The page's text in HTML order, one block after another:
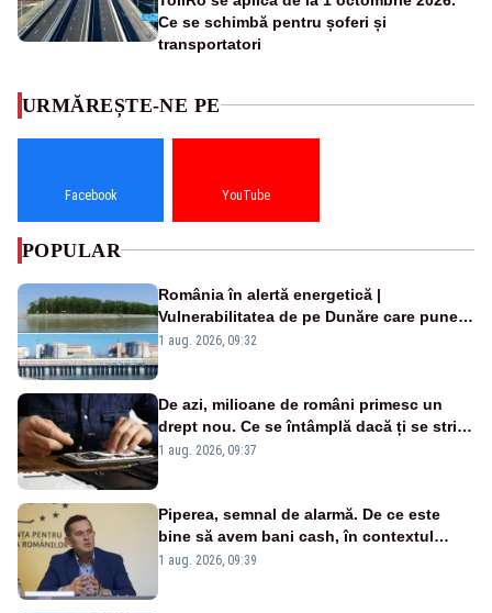
Ce se schimbă pentru șoferi și
transportatori
URMĂREȘTE-NE PE
Facebook YouTube
POPULAR
România în alertă energetică |
Vulnerabilitatea de pe Dunăre care pune
în pericol Centrala Cernavodă era
1 aug. 2026, 09:32
De azi, milioane de români primesc un
drept nou. Ce se întâmplă dacă ți se strică
un produs
1 aug. 2026, 09:37
Piperea, semnal de alarmă. De ce este
bine să avem bani cash, în contextul
alertei energetice?
1 aug. 2026, 09:39